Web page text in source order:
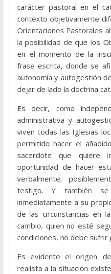
carácter pastoral en el
contexto objetivamente
Orientaciones Pastorales
la posibilidad de que los
en el momento de la
frase escrita, donde se
autonomía y autogestión
dejar de lado la doctrina
Es decir, como
administrativa y
viven todas las Iglesias
permitido hacer el
sacerdote que quiere
oportunidad de hacer
verbalmente,
testigo. Y también
inmediatamente a su
de las circunstancias en
cambio, quien no esté
condiciones, no debe sufrir
Es evidente el origen
realista a la situación